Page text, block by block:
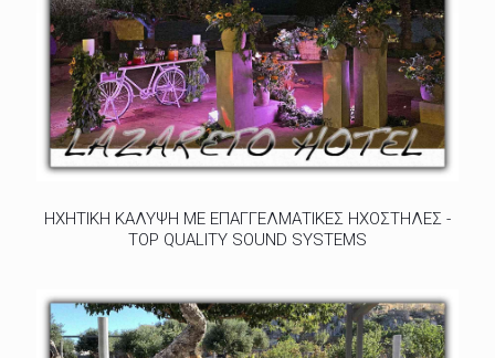
ΗΧΗΤΙΚΗ ΚΑΛΥΨΗ ΜΕ ΕΠΑΓΓΕΛΜΑΤΙΚΕΣ ΗΧΟΣΤΗΛΕΣ -
TOP QUALITY SOUND SYSTEMS